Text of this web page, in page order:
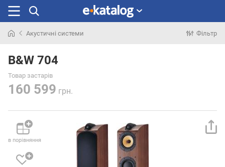
раніше
Акустичні системи Фільтр
B&W 704
Товар застарів
160 599 грн.
в порівняння